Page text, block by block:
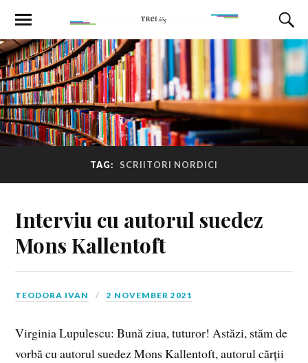
TAG: SCRIITORI NORDICI
Interviu cu autorul suedez
Mons Kallentoft
TEODORA IVAN 2 NOVEMBER 2021
Virginia Lupulescu: Bună ziua, tuturor! Astăzi, stăm de
vorbă cu autorul suedez Mons Kallentoft, autorul cărții